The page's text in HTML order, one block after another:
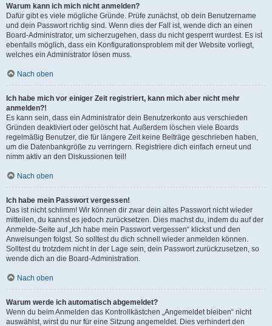
Warum kann ich mich nicht anmelden?
Dafür gibt es viele mögliche Gründe. Prüfe zunächst, ob dein Benutzername
und dein Passwort richtig sind. Wenn dies der Fall ist, wende dich an einen
Board-Administrator, um sicherzugehen, dass du nicht gesperrt wurdest. Es ist
ebenfalls möglich, dass ein Konfigurationsproblem mit der Website vorliegt,
welches ein Administrator lösen muss.
Nach oben
Ich habe mich vor einiger Zeit registriert, kann mich aber nicht mehr
anmelden?!
Es kann sein, dass ein Administrator dein Benutzerkonto aus verschieden
Gründen deaktiviert oder gelöscht hat. Außerdem löschen viele Boards
regelmäßig Benutzer, die für längere Zeit keine Beiträge geschrieben haben,
um die Datenbankgröße zu verringern. Registriere dich einfach erneut und
nimm aktiv an den Diskussionen teil!
Nach oben
Ich habe mein Passwort vergessen!
Das ist nicht schlimm! Wir können dir zwar dein altes Passwort nicht wieder
mitteilen, du kannst es jedoch zurücksetzen. Dies machst du, indem du auf der
Anmelde-Seite auf „Ich habe mein Passwort vergessen“ klickst und den
Anweisungen folgst. So solltest du dich schnell wieder anmelden können.
Solltest du trotzdem nicht in der Lage sein, dein Passwort zurückzusetzen, so
wende dich an die Board-Administration.
Nach oben
Warum werde ich automatisch abgemeldet?
Wenn du beim Anmelden das Kontrollkästchen „Angemeldet bleiben“ nicht
auswählst, wirst du nur für eine Sitzung angemeldet. Dies verhindert den